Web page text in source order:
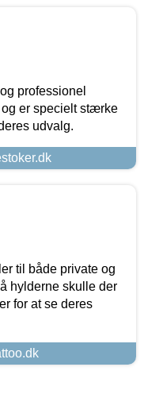
professionel
er specielt stærke
udvalg.
til både private og
hylderne skulle der
for at se deres